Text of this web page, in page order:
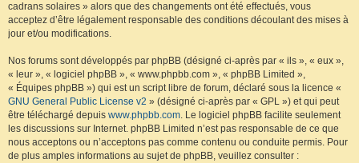
cadrans solaires » alors que des changements ont été effectués, vous
acceptez d’être légalement responsable des conditions découlant des mises à
jour et/ou modifications.
Nos forums sont développés par phpBB (désigné ci-après par « ils », « eux »,
« leur », « logiciel phpBB », « www.phpbb.com », « phpBB Limited »,
« Équipes phpBB ») qui est un script libre de forum, déclaré sous la licence «
GNU General Public License v2 » (désigné ci-après par « GPL ») et qui peut
être téléchargé depuis www.phpbb.com. Le logiciel phpBB facilite seulement
les discussions sur Internet. phpBB Limited n’est pas responsable de ce que
nous acceptons ou n’acceptons pas comme contenu ou conduite permis. Pour
de plus amples informations au sujet de phpBB, veuillez consulter :